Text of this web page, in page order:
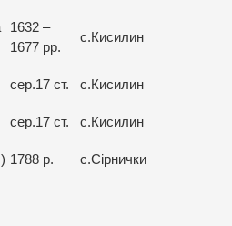
1632 –
1677 рр.
с.Кисилин
сер.17 ст. с.Кисилин
сер.17 ст. с.Кисилин
1788 р. с.Сірнички